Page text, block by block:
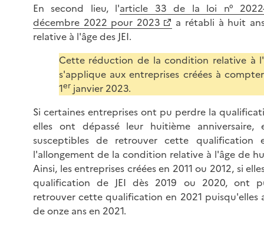
En second lieu, l'article 33 de la loi n°
décembre 2022 pour 2023
a rétabli à huit
relative à l'âge des JEI.
Cette réduction de la condition relative à
s'applique aux entreprises créées à
1erjanvier 2023.
Si certaines entreprises ont pu perdre la
elles ont dépassé leur huitième anniversaire,
susceptibles de retrouver cette qualification
l'allongement de la condition relative à l'âge de
Ainsi, les entreprises créées en 2011 ou 2012, si
qualification de JEI dès 2019 ou 2020, ont
retrouver cette qualification en 2021 puisqu'elles
de onze ans en 2021.